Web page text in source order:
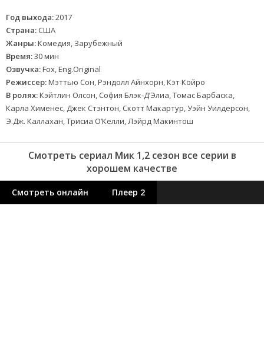
Год выхода:2017
Страна: США
Жанры:Комедия, Зарубежный
Время:30 мин
Озвучка:Fox, Eng.Original
Режиссер:Мэттью Сон, Рэндолл Айнхорн, Кэт Койро
В ролях:Кэйтлин Олсон, София Блэк-Д’Элиа, Томас Барбаска,
Карла Хименес, Джек Стэнтон, Скотт Макартур, Уэйн Уилдерсон,
Э.Дж. Каллахан, Трисиа О’Келли, Лэйрд Макинтош
Смотреть сериал Мик 1,2 сезон все серии в
хорошем качестве
Смотреть онлайн Плеер 2